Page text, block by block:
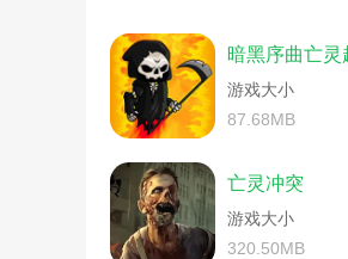
部落冲
格斗冲
部落冲
魔域手
部落冲
部落冲
部落冲
部落冲
部落冲
暗黑序曲亡灵
游戏大小
87.68MB
亡灵冲突
游戏大小
320.50MB